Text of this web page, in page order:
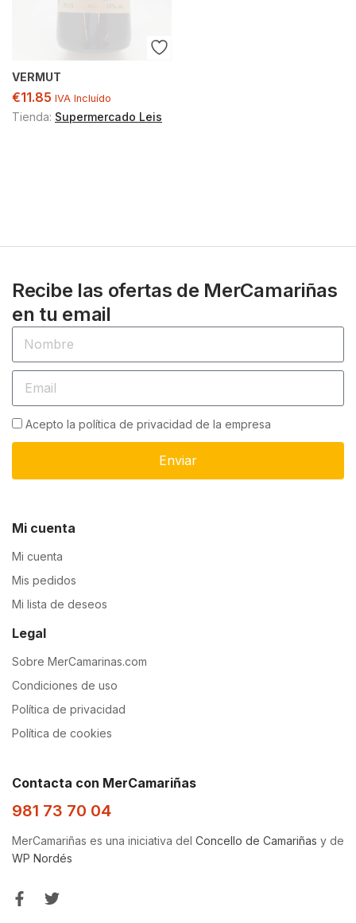
VERMUT
€11.85 IVA Incluído
Tienda: Supermercado Leis
Recibe las ofertas de MerCamariñas
en tu email
Acepto la política de privacidad de la empresa
Enviar
Mi cuenta
Mi cuenta
Mis pedidos
Mi lista de deseos
Legal
Sobre MerCamarinas.com
Condiciones de uso
Política de privacidad
Política de cookies
Contacta con MerCamariñas
981 73 70 04
MerCamariñas es una iniciativa del Concello de Camariñas y de
WP Nordés